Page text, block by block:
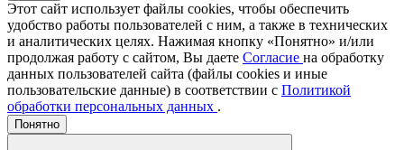
Этот сайт использует файлы cookies, чтобы обеспечить
удобство работы пользователей с ним, а также в технических
и аналитических целях. Нажимая кнопку «Понятно» и/или
продолжая работу с сайтом, Вы даете Согласие на обработку
данных пользователей сайта (файлы cookies и иные
пользовательские данные) в соответствии с Политикой
обработки персональных данных .
Понятно